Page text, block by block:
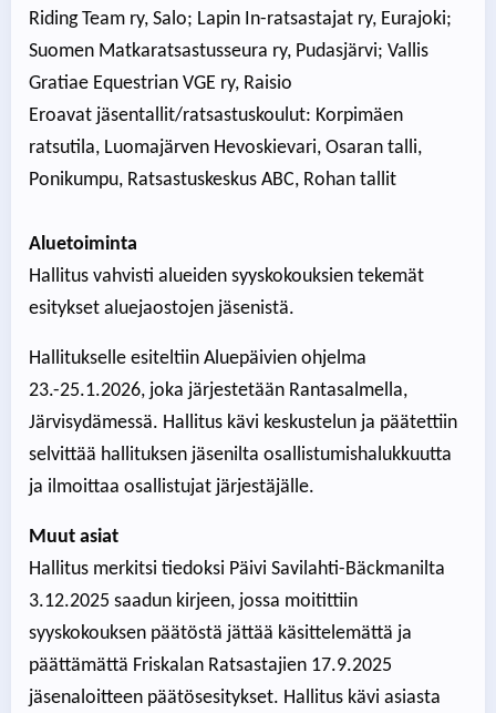
Riding Team ry, Salo; Lapin In-ratsastajat ry, Eurajoki;
Suomen Matkaratsastusseura ry, Pudasjärvi; Vallis
Gratiae Equestrian VGE ry, Raisio
Eroavat jäsentallit/ratsastuskoulut: Korpimäen
ratsutila, Luomajärven Hevoskievari, Osaran talli,
Ponikumpu, Ratsastuskeskus ABC, Rohan tallit
Aluetoiminta
Hallitus vahvisti alueiden syyskokouksien tekemät
esitykset aluejaostojen jäsenistä.
Hallitukselle esiteltiin Aluepäivien ohjelma
23.-25.1.2026, joka järjestetään Rantasalmella,
Järvisydämessä. Hallitus kävi keskustelun ja päätettiin
selvittää hallituksen jäsenilta osallistumishalukkuutta
ja ilmoittaa osallistujat järjestäjälle.
Muut asiat
Hallitus merkitsi tiedoksi Päivi Savilahti-Bäckmanilta
3.12.2025 saadun kirjeen, jossa moitittiin
syyskokouksen päätöstä jättää käsittelemättä ja
päättämättä Friskalan Ratsastajien 17.9.2025
jäsenaloitteen päätösesitykset. Hallitus kävi asiasta